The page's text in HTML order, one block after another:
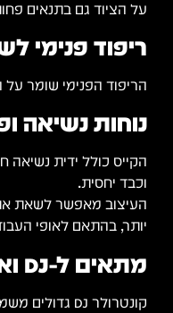
על הציוד גם בתנאים
ריפוד פנימי
הריפוד הפנימי שומר
נוחות נשיאה
הקייס כולל ידית
וכבד יחסית.
העיצוב מאפשר לשאת את
יותר, בהתאם לאופי
מתאים ל-DJ ואנשי סאונד